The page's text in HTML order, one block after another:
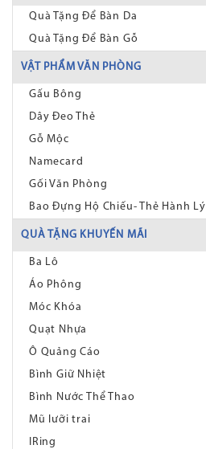
Quà Tặng Để Bàn Da
Quà Tặng Để Bàn Gỗ
VẬT PHẨM VĂN PHÒNG
Gấu Bông
Dây Đeo Thẻ
Gỗ Mộc
Namecard
Gối Văn Phòng
Bao Đựng Hộ Chiếu- Thẻ Hành Lý
QUÀ TẶNG KHUYẾN MÃI
Ba Lô
Áo Phông
Móc Khóa
Quạt Nhựa
Ô Quảng Cáo
Bình Giữ Nhiệt
Bình Nước Thể Thao
Mũ lưỡi trai
IRing